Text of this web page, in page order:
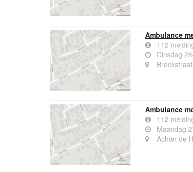
Ambulance
112
Dinsdag
Ambulance
112
Maandag
Achter de